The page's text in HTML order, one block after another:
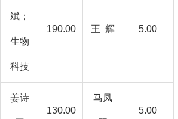
斌；
生物
科技
190.00 王 辉 5.00
姜诗
130.00
马凤
5.00